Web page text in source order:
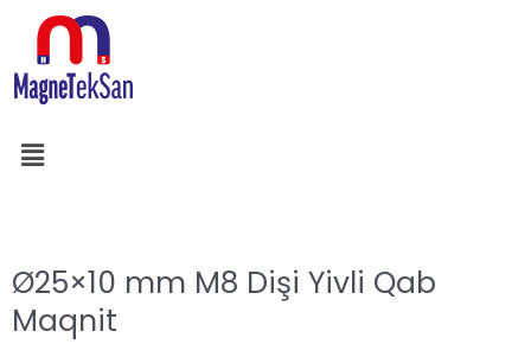
content
Menu
Ø25×10 mm M8 Dişi Yivli Qab
Maqnit